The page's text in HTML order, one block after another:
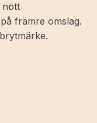
nött
främre omslag.